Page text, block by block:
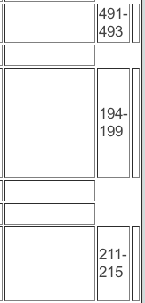
491-
493
194-
199
211-
215